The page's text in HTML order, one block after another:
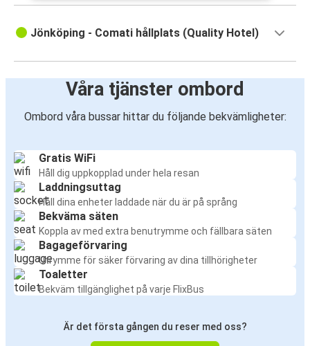
Jönköping - Comati hållplats (Quality Hotel)
Våra tjänster ombord
Ombord våra bussar hittar du följande bekvämligheter:
Gratis WiFi
Håll dig uppkopplad under hela resan
Laddningsuttag
Håll dina enheter laddade när du är på språng
Bekväma säten
Koppla av med extra benutrymme och fällbara säten
Bagageförvaring
Utrymme för säker förvaring av dina tillhörigheter
Toaletter
Bekväm tillgänglighet på varje FlixBus
Är det första gången du reser med oss?